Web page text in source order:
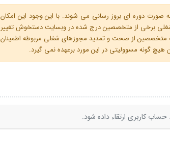
دوره ای بروز رسانی می شوند. با این وجود این امکان
برخی از متخصصین درج شده در وبسایت دستخوش تغییر
به متخصصین از صحت و تمدید مجوزهای شغلی مربوطه اطمینان
گونه مسوولیتی در این مورد برعهده نمی گیرد.
کاربری ارتقاء داده شود.